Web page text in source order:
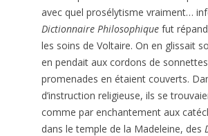
avec quel prosély­tisme vraiment…
Dictionnaire Philosophique fut
les soins de Voltaire. On en glissait
en pendait aux cordons de
promenades en étaient couverts.
d’instruction religieuse, ils se
comme par enchantement aux
dans le temple de la Madeleine, des